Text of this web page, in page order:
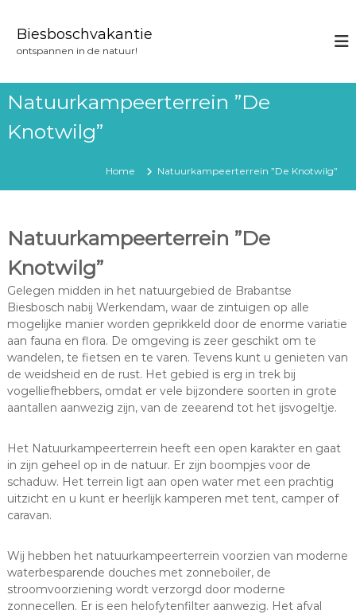
o
Biesboschvakantie
ontspannen in de natuur!
Natuurkampeerterrein ”De
Knotwilg”
Home Natuurkampeerterrein ”De Knotwilg”
Natuurkampeerterrein ”De
Knotwilg”
Gelegen midden in het natuurgebied de Brabantse
Biesbosch nabij Werkendam, waar de zintuigen op alle
mogelijke manier worden geprikkeld door de enorme variatie
aan fauna en flora. De omgeving is zeer geschikt om te
wandelen, te fietsen en te varen. Tevens kunt u genieten van
de weidsheid en de rust. Het gebied is erg in trek bij
vogelliefhebbers, omdat er vele bijzondere soorten in grote
aantallen aanwezig zijn, van de zeearend tot het ijsvogeltje.
Het Natuurkampeerterrein heeft een open karakter en gaat
in zijn geheel op in de natuur. Er zijn boompjes voor de
schaduw. Het terrein ligt aan open water met een prachtig
uitzicht en u kunt er heerlijk kamperen met tent, camper of
caravan.
Wij hebben het natuurkampeerterrein voorzien van moderne
waterbesparende douches met zonneboiler, de
stroomvoorziening wordt verzorgd door moderne
zonnecellen. Er is een helofytenfilter aanwezig. Het afval